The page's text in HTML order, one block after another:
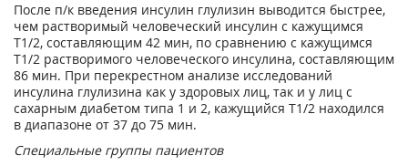
После п/к введения инсулин глулизин выводится быстрее,
чем растворимый человеческий инсулин с кажущимся
Т1/2, составляющим 42 мин, по сравнению с кажущимся
Т1/2 растворимого человеческого инсулина, составляющим
86 мин. При перекрестном анализе исследований
инсулина глулизина как у здоровых лиц, так и у лиц с
сахарным диабетом типа 1 и 2, кажущийся Т1/2 находился
в диапазоне от 37 до 75 мин.
Специальные группы пациентов